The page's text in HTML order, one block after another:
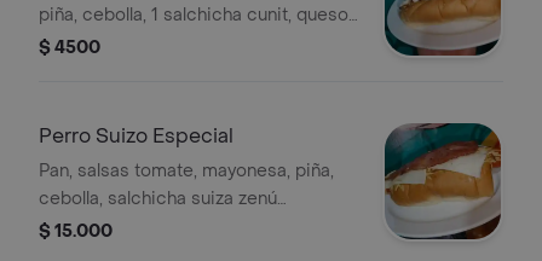
piña, cebolla, 1 salchicha cunit, queso
costeño, ripio
$ 4500
Perro Suizo Especial
Pan, salsas tomate, mayonesa, piña,
cebolla, salchicha suiza zenú
completa, queso costeño, ripio,
$ 15.000